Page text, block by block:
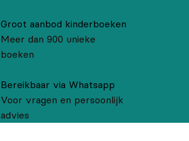
Groot aanbod kinderboeken
Meer dan 900 unieke
boeken
Bereikbaar via Whatsapp
Voor vragen en persoonlijk
advies